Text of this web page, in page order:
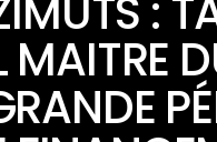
:
MAITRE